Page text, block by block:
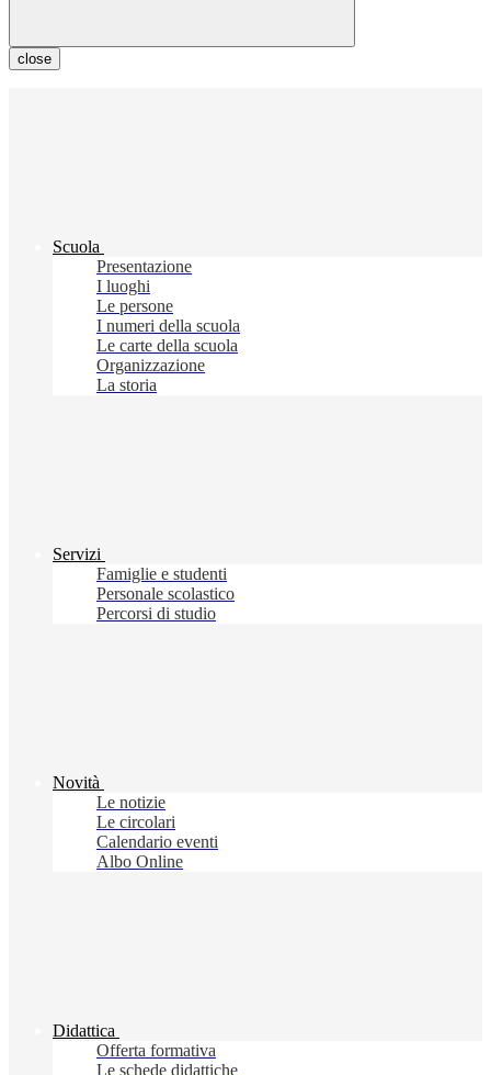
close
Scuola
Presentazione
I luoghi
Le persone
I numeri della scuola
Le carte della scuola
Organizzazione
La storia
Servizi
Famiglie e studenti
Personale scolastico
Percorsi di studio
Novità
Le notizie
Le circolari
Calendario eventi
Albo Online
Didattica
Offerta formativa
Le schede didattiche